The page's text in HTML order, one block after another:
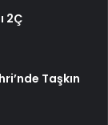
2Ç
Taşkın